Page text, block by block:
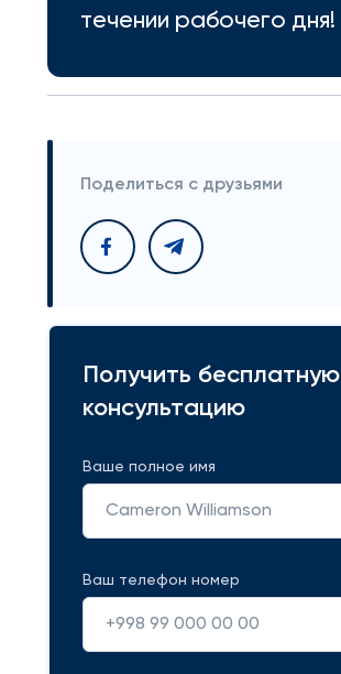
течении рабочего дня!
Поделиться с друзьями
Получить бесплатную
консультацию
Ваше полное имя
Ваш телефон номер